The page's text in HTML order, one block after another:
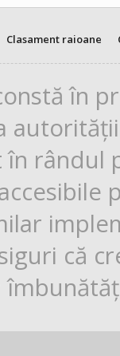
Clasament raioane
în
în rândul
că